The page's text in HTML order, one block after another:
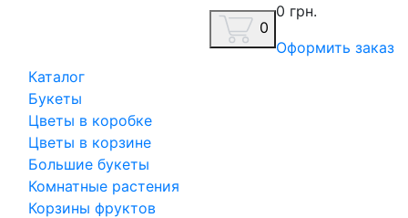
0
0 грн.
Оформить заказ
Каталог
Букеты
Цветы в коробке
Цветы в корзине
Большие букеты
Комнатные растения
Корзины фруктов